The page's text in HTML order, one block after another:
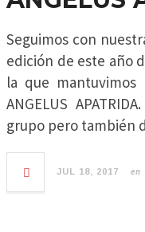
Seguimos con
edición de este año
la que
ANGELUS
grupo pero también
JUL 18, 2017 en